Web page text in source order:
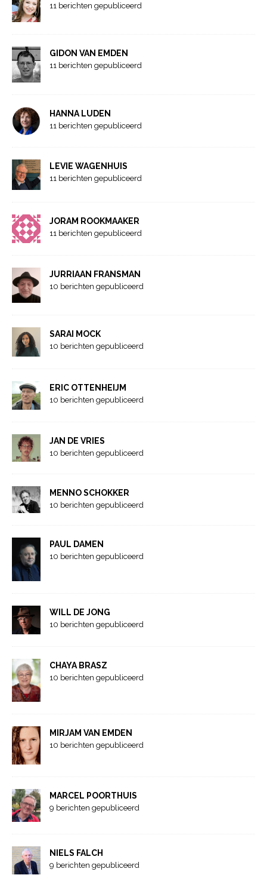
11 berichten gepubliceerd
GIDON VAN EMDEN
11 berichten gepubliceerd
HANNA LUDEN
11 berichten gepubliceerd
LEVIE WAGENHUIS
11 berichten gepubliceerd
JORAM ROOKMAAKER
11 berichten gepubliceerd
JURRIAAN FRANSMAN
10 berichten gepubliceerd
SARAI MOCK
10 berichten gepubliceerd
ERIC OTTENHEIJM
10 berichten gepubliceerd
JAN DE VRIES
10 berichten gepubliceerd
MENNO SCHOKKER
10 berichten gepubliceerd
PAUL DAMEN
10 berichten gepubliceerd
WILL DE JONG
10 berichten gepubliceerd
CHAYA BRASZ
10 berichten gepubliceerd
MIRJAM VAN EMDEN
10 berichten gepubliceerd
MARCEL POORTHUIS
9 berichten gepubliceerd
NIELS FALCH
9 berichten gepubliceerd